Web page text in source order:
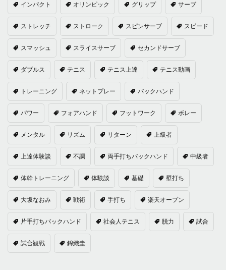
インパクト オリンピック グリップ サーブ
ストレッチ ストローク スピンサーブ スピード
スマッシュ スライスサーブ セカンドサーブ
ダブルス テニス テニス上達 テニス動画
トレーニング ネットプレー バックハンド
パワー フォアハンド フットワーク ボレー
メンタル リズム リターン 上級者
上達体験談 不調 両手打ちバックハンド 中級者
体幹トレーニング 体験談 基礎 壁打ち
大坂なおみ 戦術 手打ち 楽天オープン
片手打ちバックハンド 社会人テニス 脱力 試合
試合観戦 錦織圭